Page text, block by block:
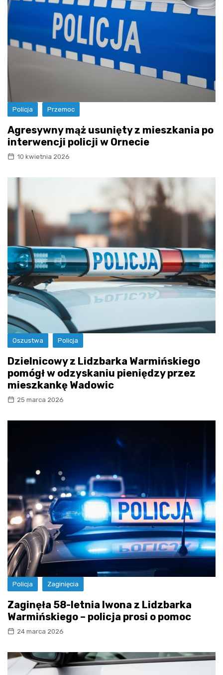
Policja Przemoc
Agresywny mąż usunięty z mieszkania po
interwencji policji w Ornecie
10 kwietnia 2026
Oszustwa Policja
Dzielnicowy z Lidzbarka Warmińskiego
pomógł w odzyskaniu pieniędzy przez
mieszkankę Wadowic
25 marca 2026
Policja Zaginięcia
Zaginęła 58-letnia Iwona z Lidzbarka
Warmińskiego – policja prosi o pomoc
24 marca 2026